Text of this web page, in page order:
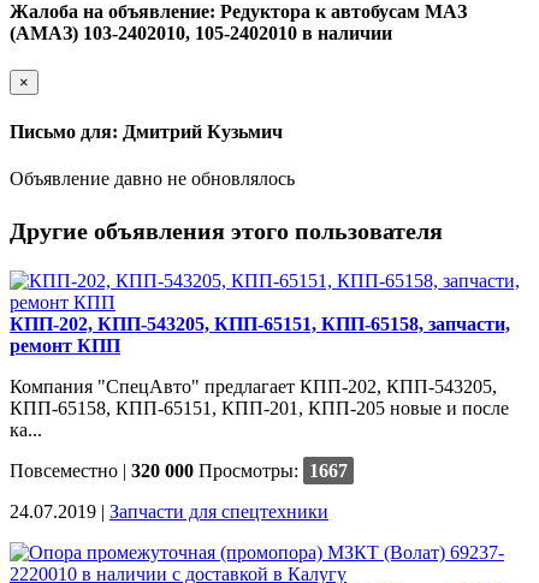
Жалоба на объявление: Редуктора к автобусам МАЗ
(АМАЗ) 103-2402010, 105-2402010 в наличии
×
Письмо для: Дмитрий Кузьмич
Объявление давно не обновлялось
Другие объявления этого пользователя
КПП-202, КПП-543205, КПП-65151, КПП-65158, запчасти,
ремонт КПП
Компания "СпецАвто" предлагает КПП-202, КПП-543205,
КПП-65158, КПП-65151, КПП-201, КПП-205 новые и после
ка...
Повсеместно | 320 000 Просмотры:
1667
24.07.2019 | Запчасти для спецтехники